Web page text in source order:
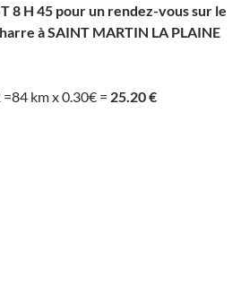
8 H 45 pour un rendez-vous sur le
à SAINT MARTIN LA PLAINE
=84 km x 0.30€ = 25.20 €